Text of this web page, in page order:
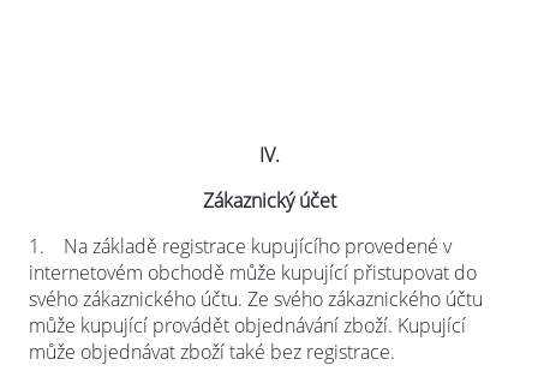
IV.
Zákaznický účet
1. Na základě registrace kupujícího provedené v
internetovém obchodě může kupující přistupovat do
svého zákaznického účtu. Ze svého zákaznického účtu
může kupující provádět objednávání zboží. Kupující
může objednávat zboží také bez registrace.